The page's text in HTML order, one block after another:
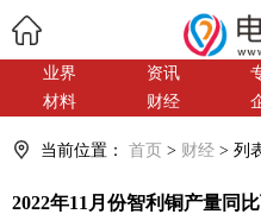
业界 资讯
材料
财经
当前位置： 首页 > 财经 > 列
2022年11月份智利铜产量同